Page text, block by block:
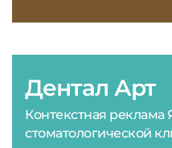
Дентал Арт
Контекстная
стоматологической